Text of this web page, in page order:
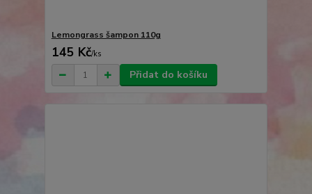
Lemongrass šampon 110g
145 Kč/ks
Přidat do košíku